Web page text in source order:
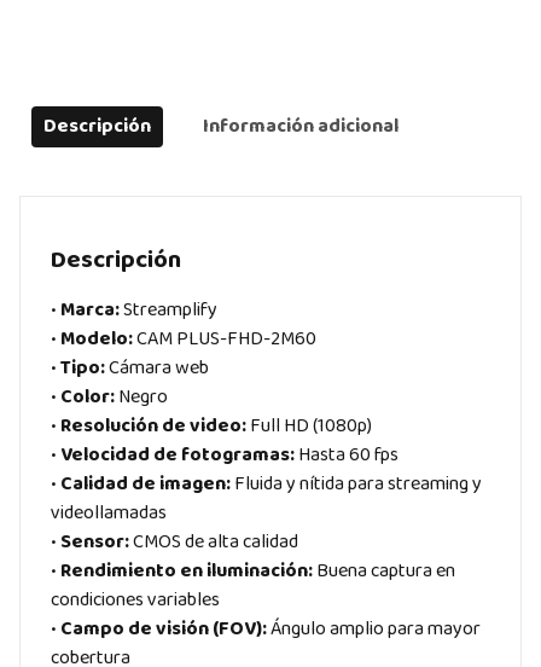
Descripción Información adicional
Descripción
• Marca:Streamplify
• Modelo:CAM PLUS-FHD-2M60
•Tipo:Cámara web
• Color:Negro
• Resolución de video:Full HD (1080p)
• Velocidad de fotogramas:Hasta 60 fps
• Calidad de imagen:Fluida y nítida para streaming y
videollamadas
• Sensor:CMOS de alta calidad
• Rendimiento en iluminación:Buena captura en
condiciones variables
• Campo de visión (FOV):Ángulo amplio para mayor
cobertura